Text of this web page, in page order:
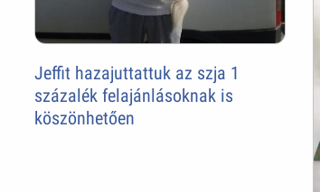
Jeffit hazajuttattuk az szja 1
százalék felajánlásoknak is
köszönhetően